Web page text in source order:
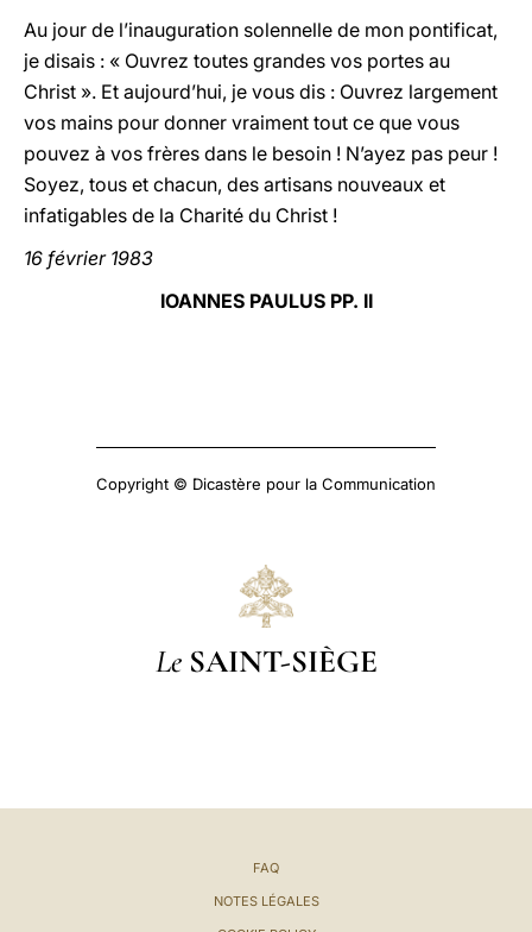
Au jour de l’inauguration solennelle de mon pontificat,
je disais : « Ouvrez toutes grandes vos portes au
Christ ». Et aujourd’hui, je vous dis : Ouvrez largement
vos mains pour donner vraiment tout ce que vous
pouvez à vos frères dans le besoin ! N’ayez pas peur !
Soyez, tous et chacun, des artisans nouveaux et
infatigables de la Charité du Christ !
16 février 1983
IOANNES PAULUS PP. II
Copyright © Dicastère pour la Communication
Le SAINT-SIÈGE
FAQ
NOTES LÉGALES